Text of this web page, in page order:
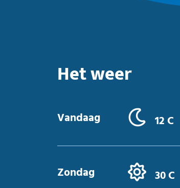
Het weer
Vandaag 12 C
Zondag 30 C